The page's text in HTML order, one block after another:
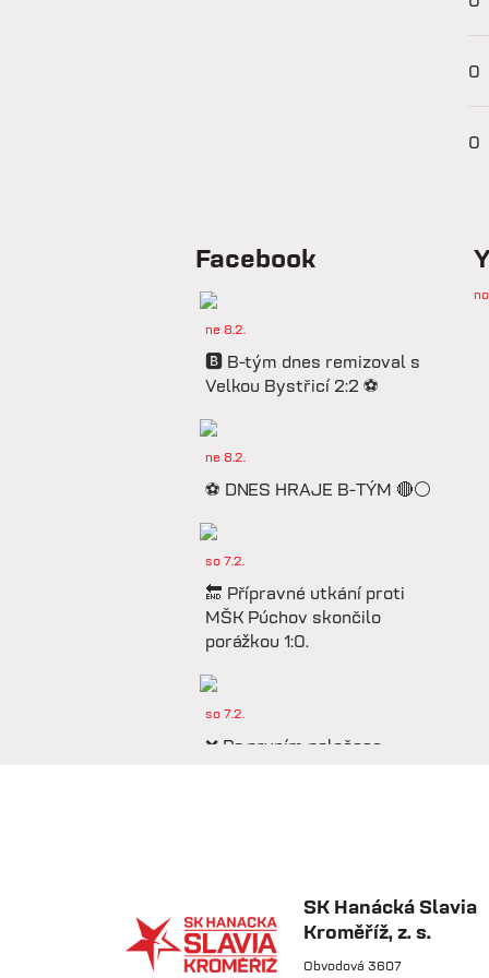
0
0
Facebook
ne 8.2.
🅱️ B-tým dnes remizoval s
Velkou Bystřicí 2:2 ⚽️
ne 8.2.
⚽️ DNES HRAJE B-TÝM 🔴⚪️
so 7.2.
🔚 Přípravné utkání proti
MŠK Púchov skončilo
porážkou 1:0.
so 7.2.
❌ Po prvním poločase
nastoupíme v této základní
sestavě.
SK Hanácká Slavia
Kroměříž, z. s.
Obvodová 3607